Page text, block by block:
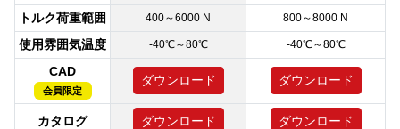
トルク荷重範囲 400～6000 N 800～8000 N
使用雰囲気温度 -40℃～80℃ -40℃～80℃
CAD
会員限定
ダウンロード ダウンロード
カタログ ダウンロード ダウンロード